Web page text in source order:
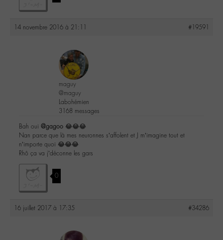
14 novembre 2016 à 21:11 #19591
maguy
@maguy
Labohémien
3168 messages
Bah oui @gagoo 😂😂😂
Nan parce que là mes neuronnes s’affolent et J m’imagine tout et
n’importe quoi 😂😂😂
Rhô ça va j’déconne les gars
0
16 juillet 2017 à 17:35 #34286